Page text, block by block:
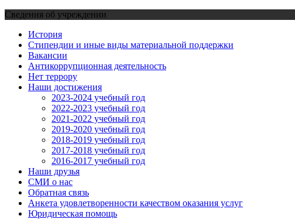
Сведения об учреждении
История
Стипендии и иные виды материальной поддержки
Вакансии
Антикоррупционная деятельность
Нет террору
Наши достижения
2023-2024 учебный год
2022-2023 учебный год
2021-2022 учебный год
2019-2020 учебный год
2018-2019 учебный год
2017-2018 учебный год
2016-2017 учебный год
Наши друзья
СМИ о нас
Обратная связь
Анкета удовлетворенности качеством оказания услуг
Юридическая помощь